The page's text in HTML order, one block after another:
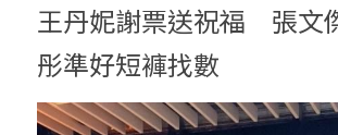
王丹妮謝票送祝福　張文
彤準好短褲找數